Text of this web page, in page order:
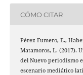
CÓMO CITAR
Pérez Fumero, E.,
Matamoros, L. (2017).
del Nuevo periodismo
escenario mediático